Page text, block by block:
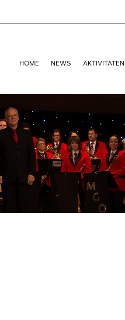
HOME NEWS AKTIVITÄTEN